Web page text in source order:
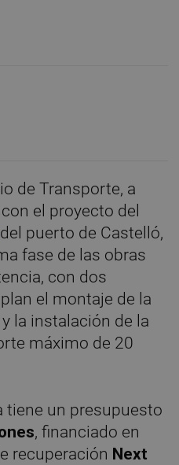
de Transporte, a
el proyecto del
del puerto de Castelló,
fase de las obras
con dos
el montaje de la
la instalación de la
máximo de 20
tiene un presupuesto
, financiado en
recuperación Next